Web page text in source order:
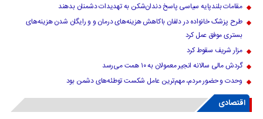
مقامات بلندپایه سیاسی پاسخ دندان‌شکن به تهدیدات دشمنان بدهند
طرح پزشک خانواده در دلفان باکاهش هزینه‌های درمان و و رایگان شدن هزینه‌های
بستری موفق عمل کرد
مزار شریف سقوط کرد
گردش مالی سالانه انجیر معمولان به ۱۰ همت می‌رسد
وحدت و حضور مردم، مهم‌ترین عامل شکست توطئه‌های دشمن بود
اقتصادی